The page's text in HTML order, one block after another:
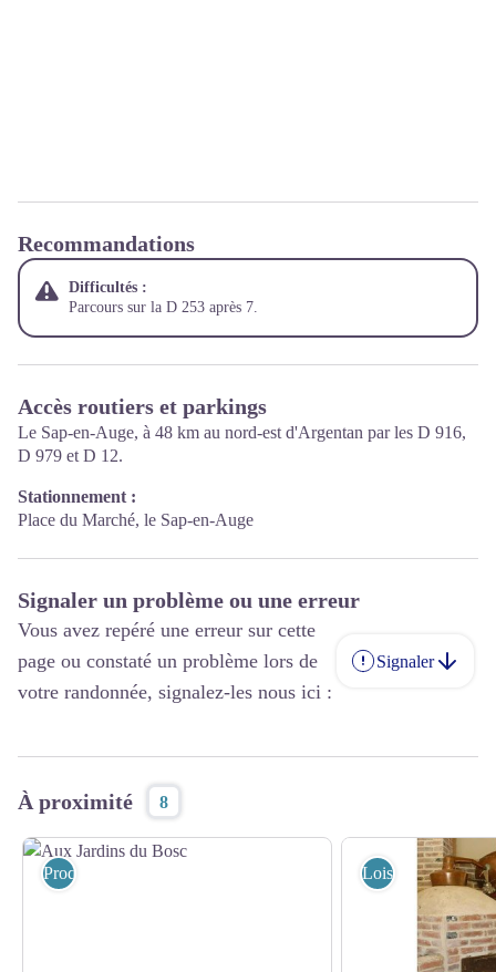
Recommandations
Difficultés :
Parcours sur la D 253 après 7.
Accès routiers et parkings
Le Sap-en-Auge, à 48 km au nord-est d'Argentan par les D 916,
D 979 et D 12.
Stationnement :
Place du Marché, le Sap-en-Auge
Signaler un problème ou une erreur
Vous avez repéré une erreur sur cette
page ou constaté un problème lors de
votre randonnée, signalez-les nous ici :
Signaler
À proximité 8
Produits du terroir Loisirs et activités